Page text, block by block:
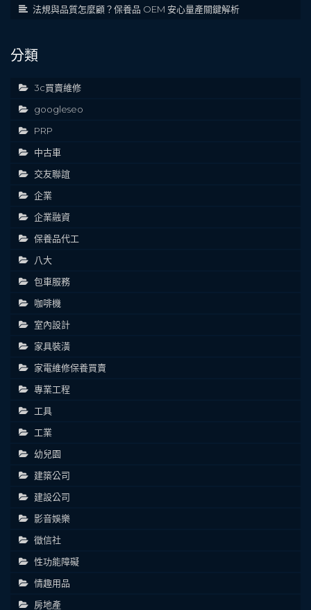
法規與品質怎麼顧？保養品 OEM 安心量產關鍵解析
分類
3c買賣維修
googleseo
PRP
中古車
交友聯誼
企業
企業融資
保養品代工
八大
包車服務
咖啡機
室內設計
家具裝潢
家電維修保養買賣
專業工程
工具
工業
幼兒園
建築公司
建設公司
影音娛樂
徵信社
性功能障礙
情趣用品
房地產